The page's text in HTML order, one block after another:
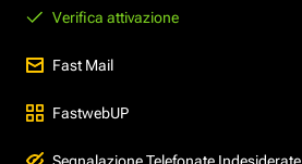
Verifica attivazione
Fast Mail
FastwebUP